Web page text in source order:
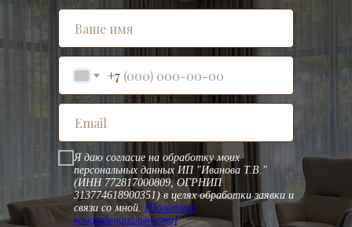
+7
Я даю согласие на обработку моих
персональных данных ИП "Иванова Т.В."
(ИНН 772817000809, ОГРНИП
313774618900351) в целях обработки заявки и
связи со мной. [Политика
конфиденциальности]